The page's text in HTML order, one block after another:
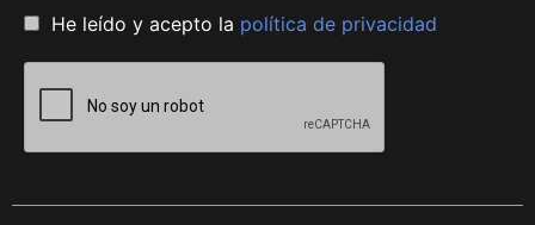
He leído y acepto la política de privacidad